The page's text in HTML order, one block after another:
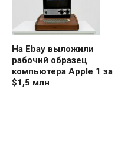
На Ebay выложили
рабочий образец
компьютера Apple 1 за
$1,5 млн